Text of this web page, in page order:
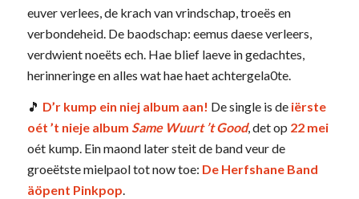
euver verlees, de krach van vrindschap, troeës en
verbondeheid. De baodschap: eemus daese verleers,
verdwient noeëts ech. Hae blief laeve in gedachtes,
herinneringe en alles wat hae haet achtergela0te.
🎵 D’r kump ein niej album aan! De single is de iërste
oét ’t nieje album Same Wuurt ’t Good, det op 22 mei
oét kump. Ein maond later steit de band veur de
groeëtste mielpaol tot now toe: De Herfshane Band
äöpent Pinkpop.